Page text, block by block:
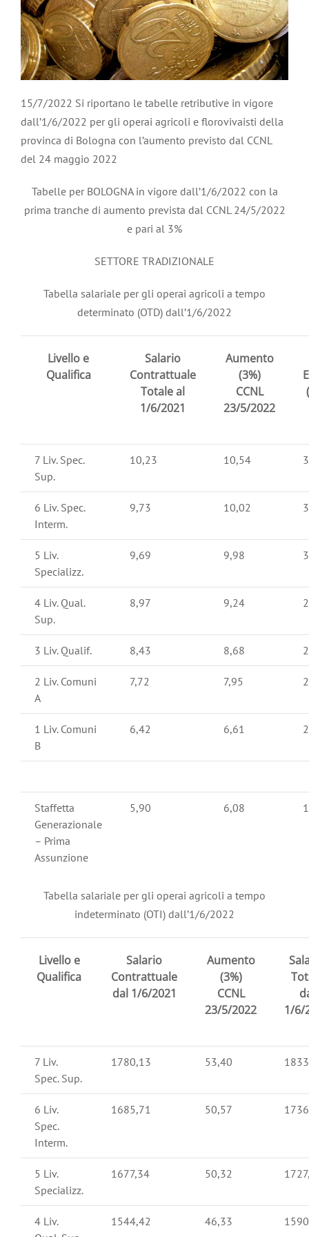
15/7/2022 Si riportano le tabelle retributive in vigore
dall’1/6/2022 per gli operai agricoli e florovivaisti della
provinca di Bologna con l’aumento previsto dal CCNL
del 24 maggio 2022
Tabelle per BOLOGNA in vigore dall’1/6/2022 con la
prima tranche di aumento prevista dal CCNL 24/5/2022
e pari al 3%
SETTORE TRADIZIONALE
Tabella salariale per gli operai agricoli a tempo
determinato (OTD) dall’1/6/2022
Livello e
Qualifica
Salario
Contrattuale
Totale al
1/6/2021
Aumento
(3%)
CCNL
23/5/2022
7 Liv. Spec.
Sup.
10,23 10,54
6 Liv. Spec.
Interm.
9,73 10,02
5 Liv.
Specializz.
9,69 9,98
4 Liv. Qual.
Sup.
8,97 9,24
3 Liv. Qualif. 8,43 8,68
2 Liv. Comuni
A
7,72 7,95
1 Liv. Comuni
B
6,42 6,61
Staffetta
Generazionale
– Prima
Assunzione
5,90 6,08
Tabella salariale per gli operai agricoli a tempo
indeterminato (OTI) dall’1/6/2022
Livello e
Qualifica
Salario
Contrattuale
dal 1/6/2021
Aumento
(3%)
CCNL
23/5/2022
1/6/
7 Liv.
Spec. Sup.
1780,13 53,40
6 Liv.
Spec.
Interm.
1685,71 50,57
5 Liv.
Specializz.
1677,34 50,32
4 Liv.
1544,42 46,33